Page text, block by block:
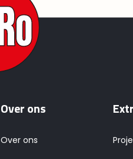
Over ons
Over ons